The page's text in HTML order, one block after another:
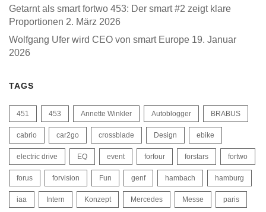
Getarnt als smart fortwo 453: Der smart #2 zeigt klare
Proportionen 2. März 2026
Wolfgang Ufer wird CEO von smart Europe 19. Januar
2026
TAGS
451 453 Annette Winkler Autoblogger BRABUS
cabrio car2go crossblade Design ebike
electric drive EQ event forfour forstars fortwo
forus forvision Fun genf hambach hamburg
iaa Intern Konzept Mercedes Messe paris